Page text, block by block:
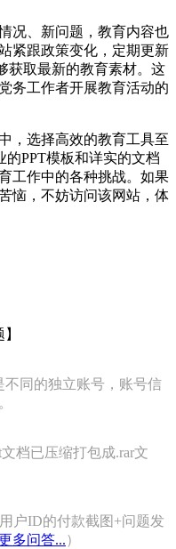
况、新问题，教育内容也
紧跟政策变化，定期更新
获取最新的教育素材。这
务工作者开展教育活动的
，选择高效的教育工具至
的PPT模板和详实的文档
工作中的各种挑战。如果
恼，不妨访问该网站，体
不同的独立账号，账号信
档已压缩打包成.rar文
户ID的付款截图+问题发
多问答...）